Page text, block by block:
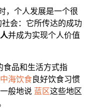
，个人发展是一个很
会：它所传达的成功
并成为实现个人价值
食品和生活方式指
海饮食 良好饮食习惯
般地说 蓝区这些地区